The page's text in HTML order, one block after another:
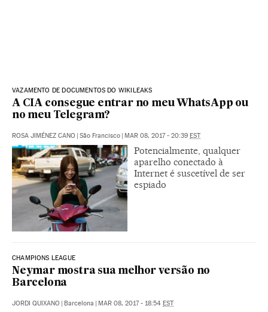
VAZAMENTO DE DOCUMENTOS DO WIKILEAKS
A CIA consegue entrar no meu WhatsApp ou
no meu Telegram?
ROSA JIMÉNEZ CANO São Francisco MAR 08, 2017 - 20:39 EST
Potencialmente, qualquer
aparelho conectado à
Internet é suscetível de ser
espiado
CHAMPIONS LEAGUE
Neymar mostra sua melhor versão no
Barcelona
JORDI QUIXANO Barcelona MAR 08, 2017 - 18:54 EST